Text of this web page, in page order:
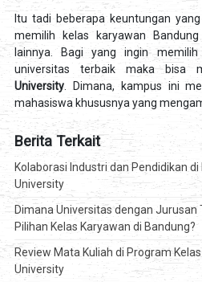
Itu tadi beberapa keuntungan
memilih kelas karyawan
lainnya. Bagi yang ingin
universitas terbaik maka bisa
University. Dimana, kampus ini
mahasiswa khususnya yang
Berita Terkait
Kolaborasi Industri dan Pendidikan
University
Dimana Universitas dengan Jurusan
Pilihan Kelas Karyawan di Bandung?
Review Mata Kuliah di Program
University